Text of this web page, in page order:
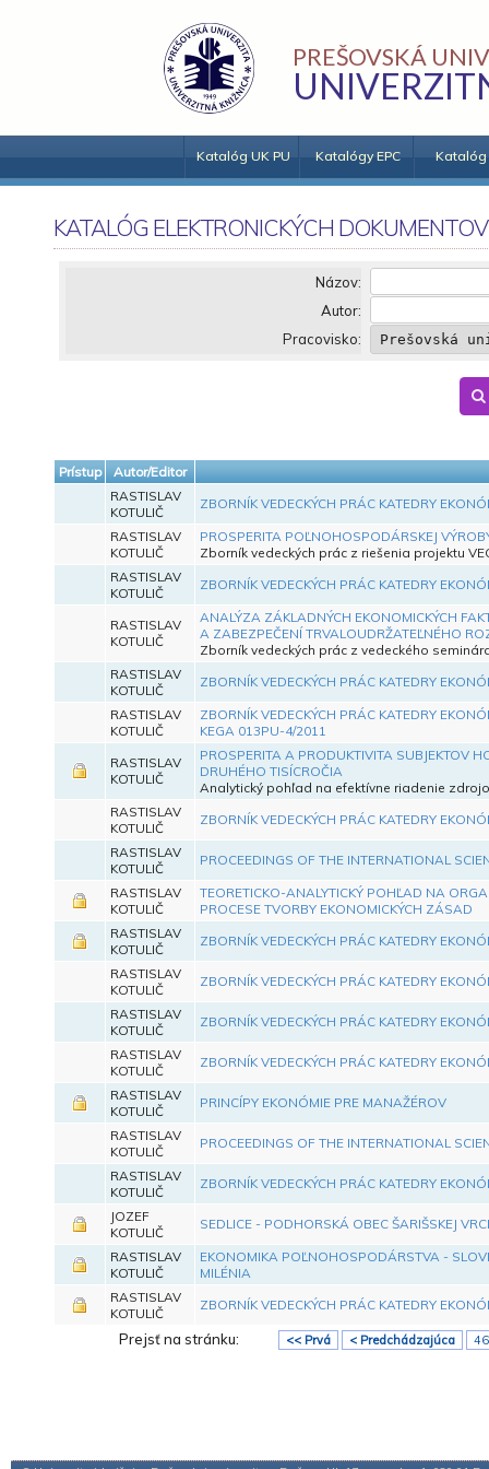
PREŠOVSKÁ
Katalóg UK PU Katalógy EPC Katalóg
KATALÓG ELEKTRONICKÝCH DOKUMENTOV
Názov:
Autor:
Pracovisko:
Prístup
Autor/Editor
RASTISLAV
KOTULIČ
ZBORNÍK VEDECKÝCH PRÁC KATEDRY
RASTISLAV
KOTULIČ
PROSPERITA POĽNOHOSPODÁRSKEJ
Zborník vedeckých prác z riešenia projektu
RASTISLAV
KOTULIČ
ZBORNÍK VEDECKÝCH PRÁC KATEDRY
RASTISLAV
KOTULIČ
ANALÝZA ZÁKLADNÝCH EKONOMICKÝCH
A ZABEZPEČENÍ TRVALOUDRŽATEĽNÉHO
Zborník vedeckých prác z vedeckého
RASTISLAV
KOTULIČ
ZBORNÍK VEDECKÝCH PRÁC KATEDRY
RASTISLAV
KOTULIČ
ZBORNÍK VEDECKÝCH PRÁC KATEDRY
KEGA 013PU-4/2011
RASTISLAV
KOTULIČ
PROSPERITA A PRODUKTIVITA SUBJEKTOV
DRUHÉHO TISÍCROČIA
Analytický pohľad na efektívne riadenie
RASTISLAV
KOTULIČ
ZBORNÍK VEDECKÝCH PRÁC KATEDRY
RASTISLAV
KOTULIČ
PROCEEDINGS OF THE INTERNATIONAL
RASTISLAV
KOTULIČ
TEORETICKO-ANALYTICKÝ POHĽAD NA
PROCESE TVORBY EKONOMICKÝCH ZÁSAD
RASTISLAV
KOTULIČ
ZBORNÍK VEDECKÝCH PRÁC KATEDRY
RASTISLAV
KOTULIČ
ZBORNÍK VEDECKÝCH PRÁC KATEDRY
RASTISLAV
KOTULIČ
ZBORNÍK VEDECKÝCH PRÁC KATEDRY
RASTISLAV
KOTULIČ
ZBORNÍK VEDECKÝCH PRÁC KATEDRY
RASTISLAV
KOTULIČ
PRINCÍPY EKONÓMIE PRE MANAŽÉROV
RASTISLAV
KOTULIČ
PROCEEDINGS OF THE INTERNATIONAL
RASTISLAV
KOTULIČ
ZBORNÍK VEDECKÝCH PRÁC KATEDRY
JOZEF
KOTULIČ
SEDLICE - PODHORSKÁ OBEC ŠARIŠSKEJ
RASTISLAV
KOTULIČ
EKONOMIKA POĽNOHOSPODÁRSTVA -
MILÉNIA
RASTISLAV
KOTULIČ
ZBORNÍK VEDECKÝCH PRÁC KATEDRY
Prejsť na stránku: << Prvá < Predchádzajúca 46